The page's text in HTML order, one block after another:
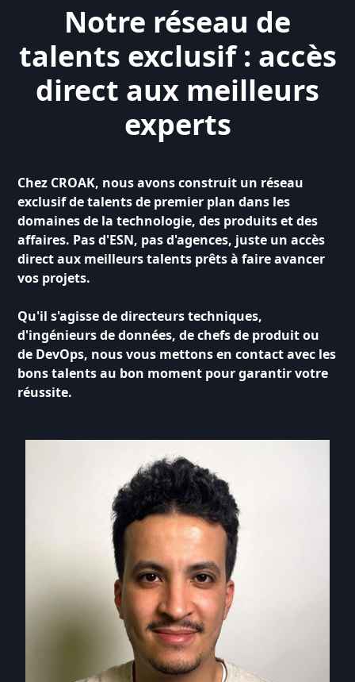
Notre réseau de
talents exclusif : accès
direct aux meilleurs
experts
Chez CROAK, nous avons construit un réseau
exclusif de talents de premier plan dans les
domaines de la technologie, des produits et des
affaires. Pas d'ESN, pas d'agences, juste un accès
direct aux meilleurs talents prêts à faire avancer
vos projets.
Qu'il s'agisse de directeurs techniques,
d'ingénieurs de données, de chefs de produit ou
de DevOps, nous vous mettons en contact avec les
bons talents au bon moment pour garantir votre
réussite.